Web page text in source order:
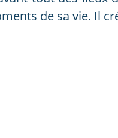
de sa vie. Il